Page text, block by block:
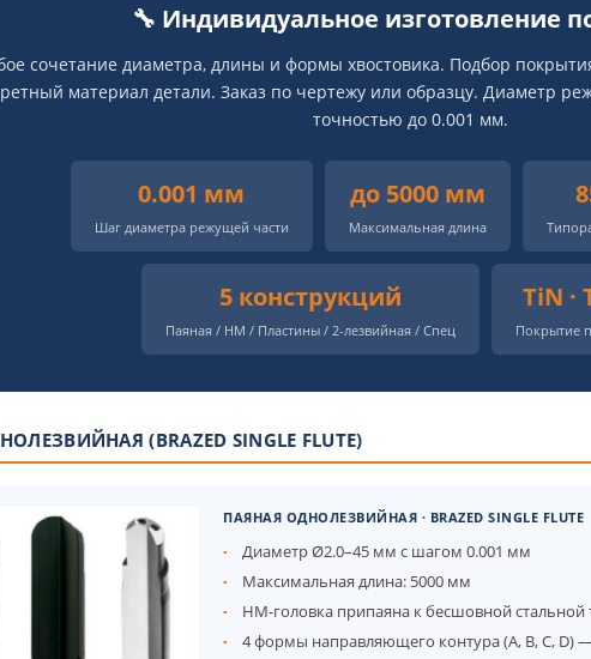
🔧 Индивидуальное изготовление
сочетание диаметра, длины и формы хвостовика. Подбор
материал детали. Заказ по чертежу или образцу. Диаметр
точностью до 0.001 мм.
0.001 мм
Шаг диаметра режущей части
до 5000 мм
Максимальная длина
5 конструкций
Паяная / HM / Пластины / 2-лезвийная / Спец
TiN ·
Покрытие
(BRAZED SINGLE FLUTE)
ПАЯНАЯ ОДНОЛЕЗВИЙНАЯ · BRAZED SINGLE FLUTE
Диаметр Ø2.0–45 мм с шагом 0.001 мм
Максимальная длина: 5000 мм
HM-головка припаяна к бесшовной стальной
4 формы направляющего контура (A, B, C, D)